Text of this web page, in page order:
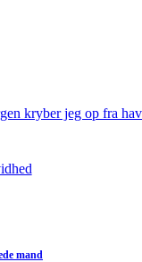
kryber jeg op fra
mand